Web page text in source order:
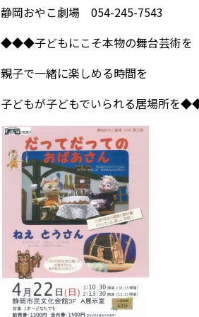
静岡おやこ劇場 054-245-7543
◆◆◆子どもにこそ本物の舞台芸術を
親子で一緒に楽しめる時間を
子どもが子どもでいられる居場所を